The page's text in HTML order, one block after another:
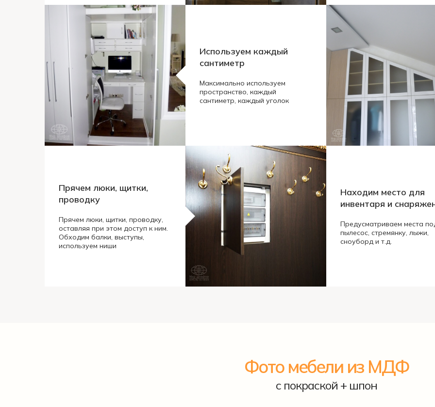
Используем каждый
сантиметр
Максимально используем
пространство, каждый
сантиметр, каждый уголок
Прячем люки, щитки,
проводку
Прячем люки, щитки, проводку,
оставляя при этом доступ к ним.
Обходим балки, выступы,
используем ниши
Находим место для
инвентаря и
Предусматриваем места
пылесос, стремянку, лыжи,
сноуборд и т.д.
Фото мебели из МДФ
с покраской + шпон